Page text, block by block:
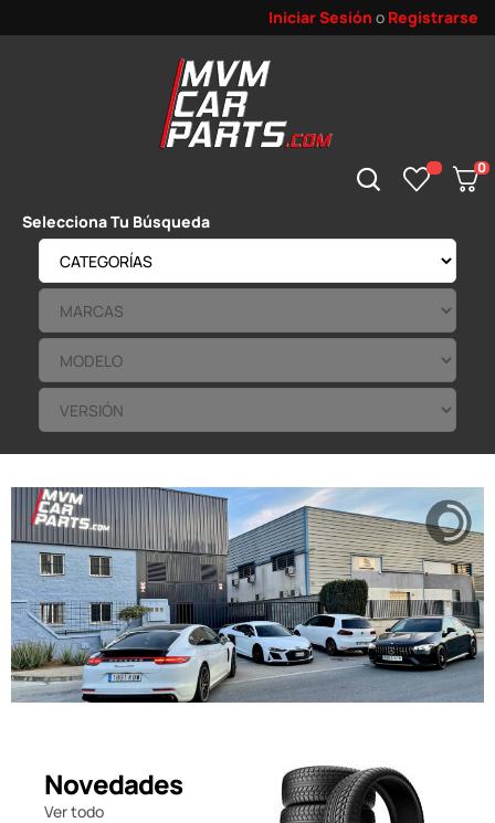
Iniciar Sesión o Registrarse
0
Selecciona Tu Búsqueda
Novedades
Ver todo